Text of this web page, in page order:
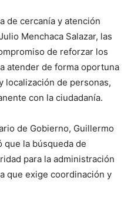
de cercanía y atención
Menchaca Salazar, las
de reforzar los
atender de forma oportuna
localización de personas,
con la ciudadanía.
de Gobierno, Guillermo
que la búsqueda de
para la administración
que exige coordinación y